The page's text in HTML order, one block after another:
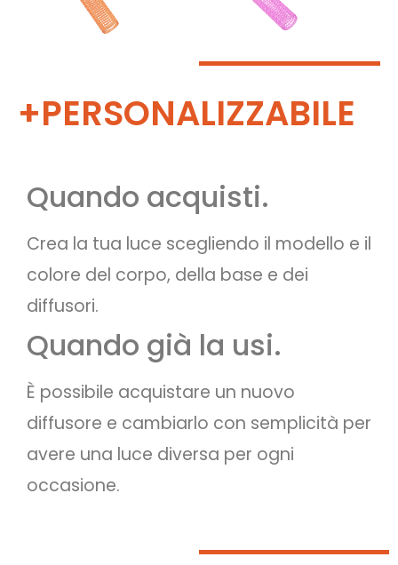
+PERSONALIZZABILE
Quando acquisti.
Crea la tua luce scegliendo il modello e il
colore del corpo, della base e dei
diffusori.
Quando già la usi.
È possibile acquistare un nuovo
diffusore e cambiarlo con semplicità per
avere una luce diversa per ogni
occasione.